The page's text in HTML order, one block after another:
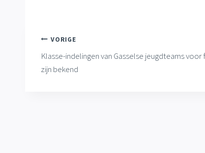
Bericht
navigatie
VORIGE
Klasse-indelingen van Gasselse jeugdteams voor
zijn bekend